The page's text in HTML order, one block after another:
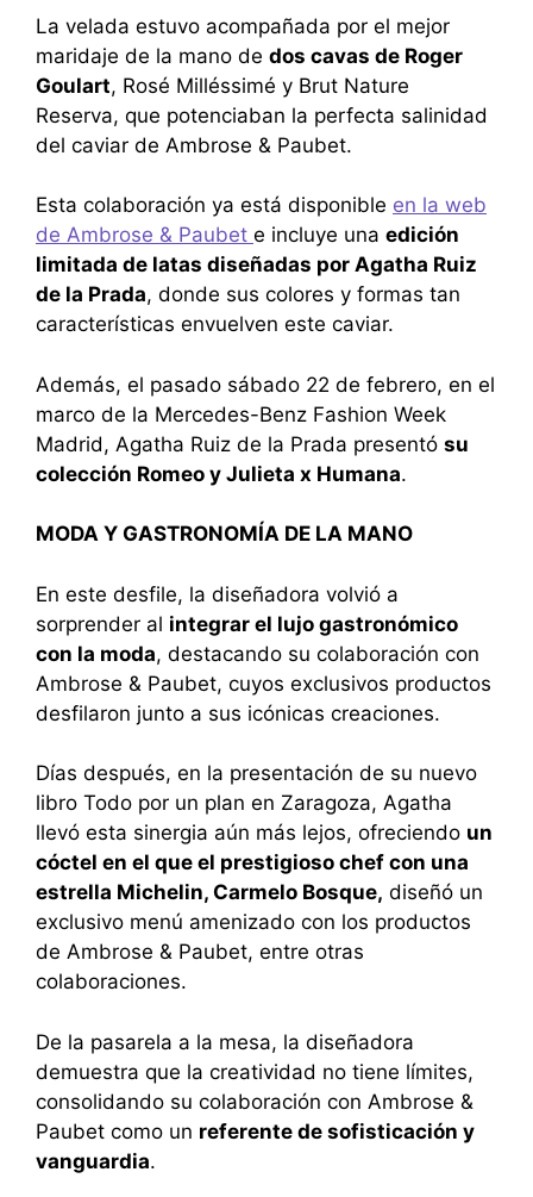
La velada estuvo acompañada por el mejor
maridaje de la mano de dos cavas de Roger
Goulart, Rosé Milléssimé y Brut Nature
Reserva, que potenciaban la perfecta salinidad
del caviar de Ambrose & Paubet.
Esta colaboración ya está disponible en la web
de Ambrose & Paubet e incluye una edición
limitada de latas diseñadas por Agatha Ruiz
de la Prada, donde sus colores y formas tan
características envuelven este caviar.
Además, el pasado sábado 22 de febrero, en el
marco de la Mercedes-Benz Fashion Week
Madrid, Agatha Ruiz de la Prada presentó su
colección Romeo y Julieta x Humana.
MODA Y GASTRONOMÍA DE LA MANO
En este desfile, la diseñadora volvió a
sorprender al integrar el lujo gastronómico
con la moda, destacando su colaboración con
Ambrose & Paubet, cuyos exclusivos productos
desfilaron junto a sus icónicas creaciones.
Días después, en la presentación de su nuevo
libro Todo por un plan en Zaragoza, Agatha
llevó esta sinergia aún más lejos, ofreciendo un
cóctel en el que el prestigioso chef con una
estrella Michelin, Carmelo Bosque, diseñó un
exclusivo menú amenizado con los productos
de Ambrose & Paubet, entre otras
colaboraciones.
De la pasarela a la mesa, la diseñadora
demuestra que la creatividad no tiene límites,
consolidando su colaboración con Ambrose &
Paubet como un referente de sofisticación y
vanguardia.